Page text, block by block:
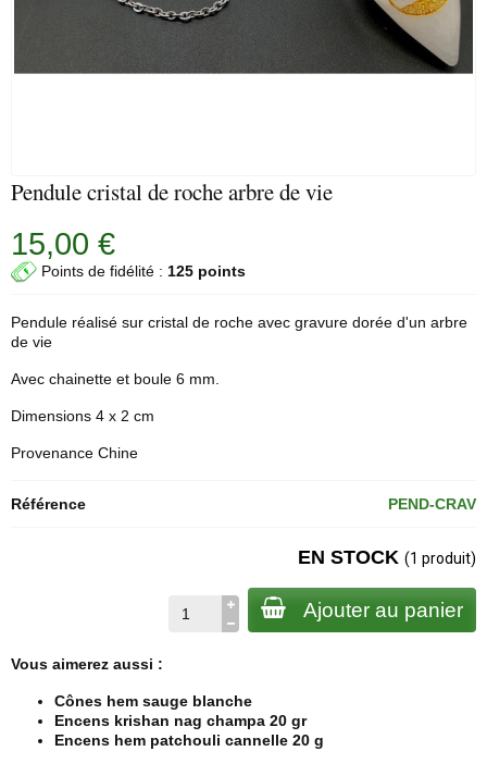
Pendule cristal de roche arbre de vie
15,00 €
Points de fidélité : 125 points
Pendule réalisé sur cristal de roche avec gravure dorée d'un arbre
de vie
Avec chainette et boule 6 mm.
Dimensions 4 x 2 cm
Provenance Chine
Référence PEND-CRAV
EN STOCK (1 produit)
Ajouter au panier
Vous aimerez aussi :
Cônes hem sauge blanche
Encens krishan nag champa 20 gr
Encens hem patchouli cannelle 20 g